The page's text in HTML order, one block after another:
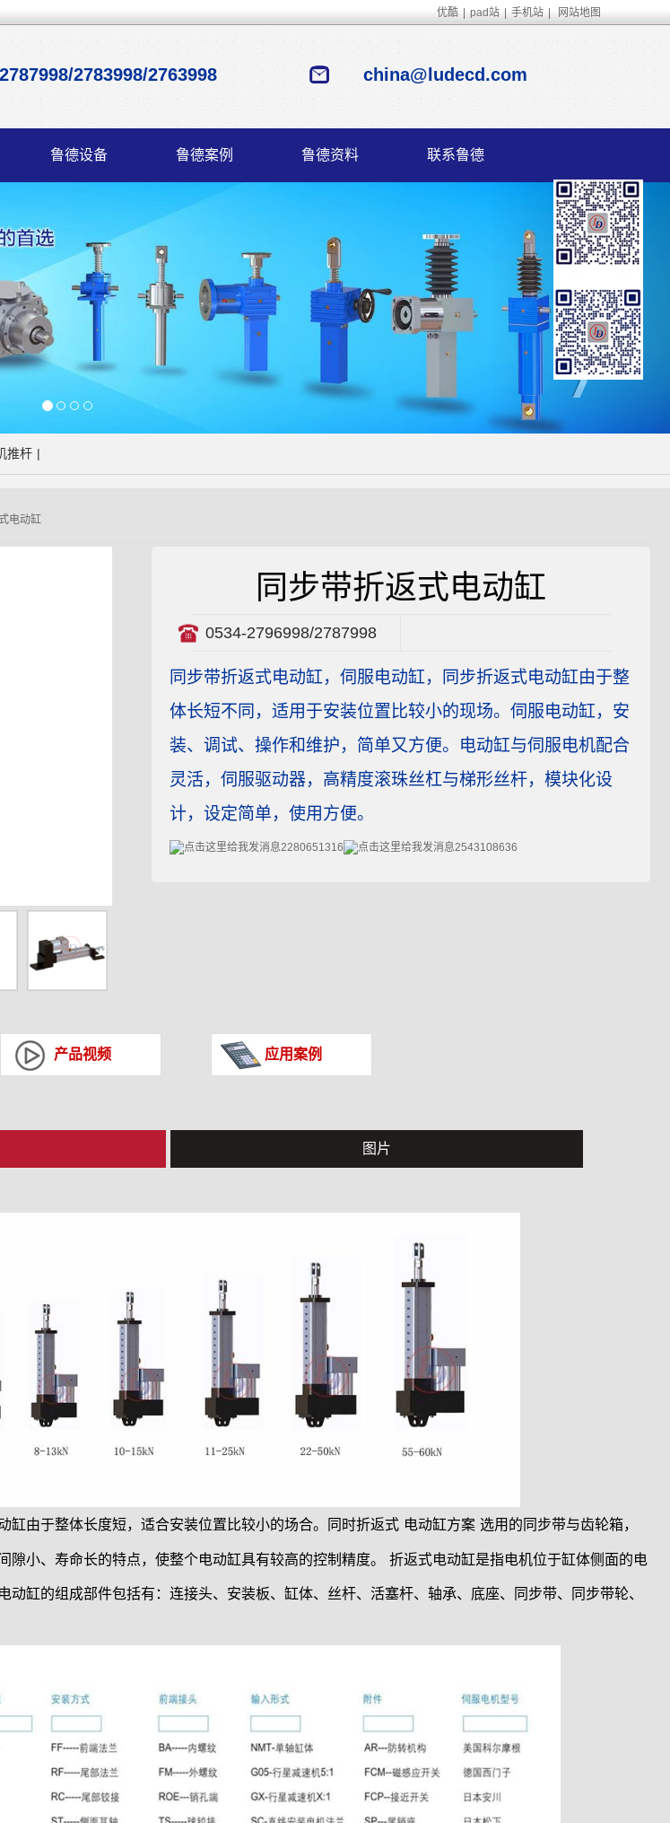
优酷 pad站 手机站 网站地图
china@ludecd.com
2783998/2763998
鲁德设备 鲁德案例 鲁德资料 联系鲁德
推杆 |
电动缸
同步带折返式电动缸
0534-2796998/2787998
同步带折返式电动缸，伺服电动缸，同步折返式电动缸由于整
体长短不同，适用于安装位置比较小的现场。伺服电动缸，安
装、调试、操作和维护，简单又方便。电动缸与伺服电机配合
灵活，伺服驱动器，高精度滚珠丝杠与梯形丝杆，模块化设
计，设定简单，使用方便。
2280651316 2543108636
产品视频 应用案例
图片
由于整体长度短，适合安装位置比较小的场合。同时折返式 电动缸方案 选用的同步带与齿轮箱，
隙小、寿命长的特点，使整个电动缸具有较高的控制精度。 折返式电动缸是指电机位于缸体侧面的电
动缸的组成部件包括有：连接头、安装板、缸体、丝杆、活塞杆、轴承、底座、同步带、同步带轮、